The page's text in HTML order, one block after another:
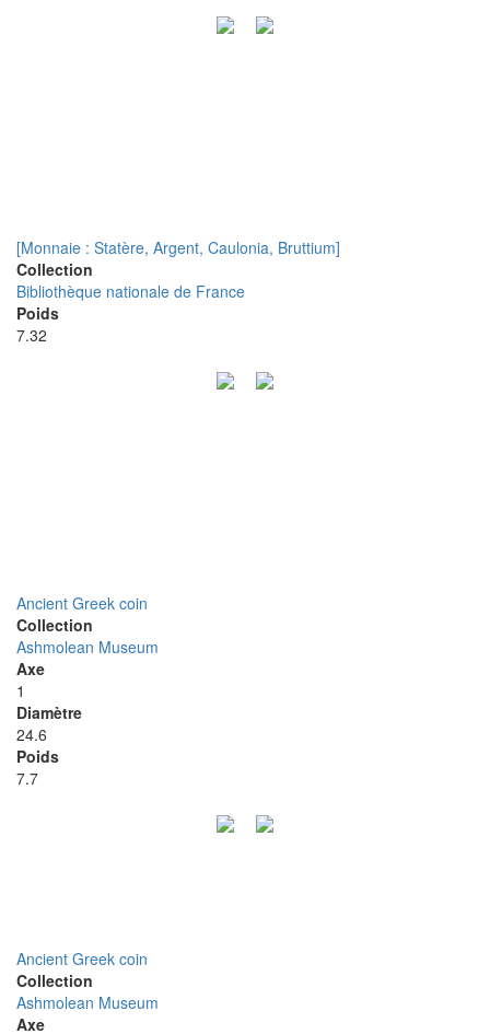
[Monnaie : Statère, Argent, Caulonia, Bruttium]
Collection
Bibliothèque nationale de France
Poids
7.32
Ancient Greek coin
Collection
Ashmolean Museum
Axe
1
Diamètre
24.6
Poids
7.7
Ancient Greek coin
Collection
Ashmolean Museum
Axe